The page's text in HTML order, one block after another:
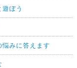
ぼう
悩みに答えます